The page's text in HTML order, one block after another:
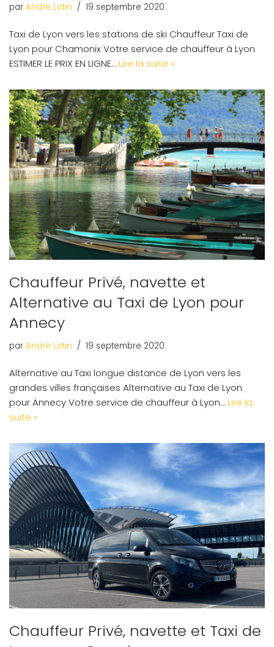
par André Lotin 19 septembre 2020
Taxi de Lyon vers les stations de ski Chauffeur Taxi de
Lyon pour Chamonix Votre service de chauffeur à Lyon
ESTIMER LE PRIX EN LIGNE…Lire la suite »
Chauffeur Privé, navette et
Alternative au Taxi de Lyon pour
Annecy
par André Lotin 19 septembre 2020
Alternative au Taxi longue distance de Lyon vers les
grandes villes françaises Alternative au Taxi de Lyon
pour Annecy Votre service de chauffeur à Lyon…Lire la
suite »
Chauffeur Privé, navette et Taxi de